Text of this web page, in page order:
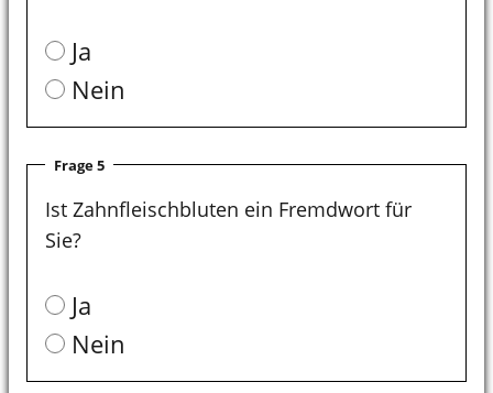
Ja
Nein
Frage 5
Ist Zahnfleischbluten ein Fremdwort für
Sie?
Ja
Nein